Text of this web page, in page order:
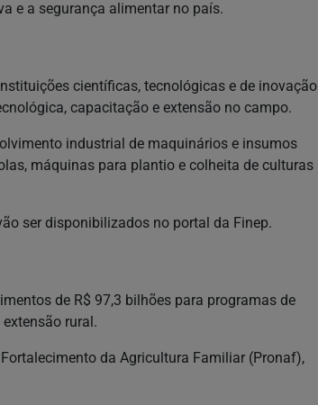
e a segurança alimentar no país.
científicas, tecnológicas e de inovação
capacitação e extensão no campo.
industrial de maquinários e insumos
máquinas para plantio e colheita de culturas
ser disponibilizados no portal da Finep.
de R$ 97,3 bilhões para programas de
rural.
da Agricultura Familiar (Pronaf),